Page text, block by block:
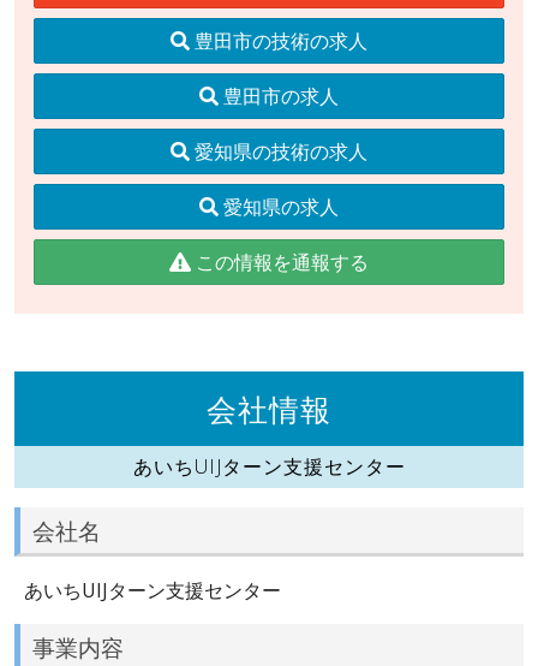
豊田市の技術の求人
豊田市の求人
愛知県の技術の求人
愛知県の求人
この情報を通報する
会社情報
あいちUIJターン支援センター
会社名
あいちUIJターン支援センター
事業内容